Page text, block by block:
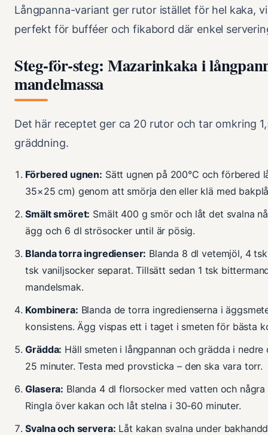
Långpanna-variant ger rutor istället för hel kaka,
perfekt för bufféer och fikabord där enkel
Steg-för-steg: Mazarinkaka i
mandelmassa
Det här receptet ger ca 20 rutor och tar omkring
gräddning.
Förbered ugnen: Sätt ugnen på 200°C och förbered
35×25 cm) genom att smörja den eller klä med
Smält smöret: Smält 400 g smör och låt det svalna
ägg och 6 dl strösocker until är pösig.
Blanda torra ingredienser: Blanda 8 dl vetemjöl, 4
tsk vaniljsocker separat. Tillsätt sedan 1 tsk
mandelsmak.
Kombinera: Blanda de torra ingredienserna i
konsistens. Ägg vispas ett i taget i smeten för bästa
Grädda: Häll smeten i långpannan och grädda i nedre
25 minuter. Testa med provsticka – den ska vara torr.
Glasera: Blanda 4 dl florsocker med vatten och
Ringla över kakan och låt stelna i 30-60 minuter.
Svalna och servera: Låt kakan svalna under